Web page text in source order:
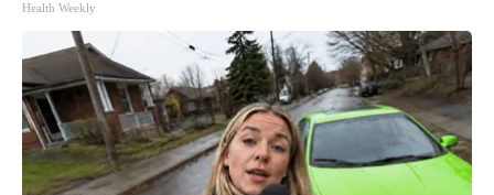
Health Weekly